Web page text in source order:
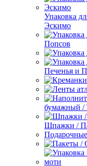
Упаковка
Эскимо
Попсов
Печенья и
бумажный
Шпажки /